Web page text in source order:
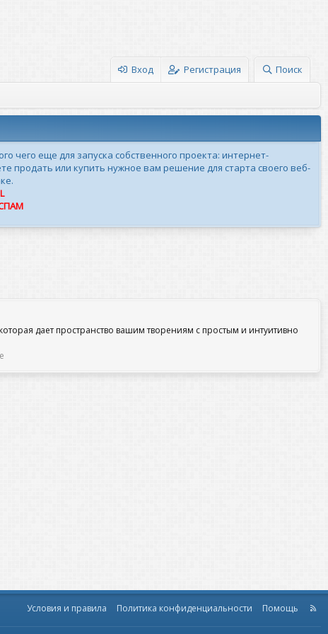
Вход Регистрация Поиск
чего еще для запуска собственного проекта: интернет-
продать или купить нужное вам решение для старта своего веб-
дает пространство вашим творениям с простым и интуитивно
Условия и правила Политика конфиденциальности Помощь
R